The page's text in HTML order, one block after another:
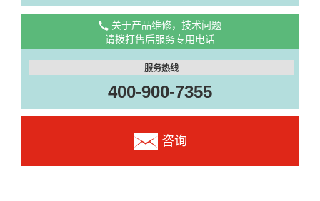
关于产品维修，技术问题
请拨打售后服务专用电话
服务热线
400-900-7355
咨询